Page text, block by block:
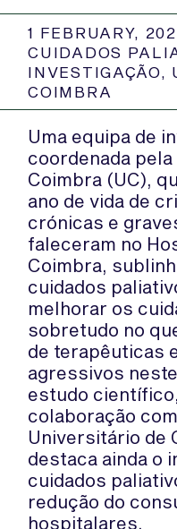
1 FEBRUARY,
CUIDADOS
INVESTIGAÇÃO
COIMBRA
Uma equipa de
coordenada
Coimbra (UC),
ano de vida de
crónicas e
faleceram no
Coimbra,
cuidados
melhorar os
sobretudo no
de terapêuticas
agressivos
estudo
colaboração
Universitário de
destaca ainda o
cuidados
redução do
hospitalares.